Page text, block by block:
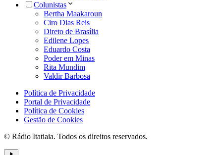
Colunistas
Bertha Maakaroun
Ciro Dias Reis
Direto de Brasília
Edilene Lopes
Eduardo Costa
Poder em Minas
Rita Mundim
Valdir Barbosa
Política de Privacidade
Portal de Privacidade
Política de Cookies
Gestão de Cookies
© Rádio Itatiaia. Todos os direitos reservados.